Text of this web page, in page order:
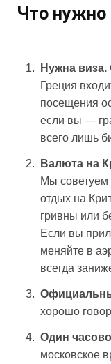
Что нужно
Нужна виза.
Греция
посещения
если вы —
всего лишь
Валюта на
Мы советуем
отдых на
гривны или
Если вы
меняйте в
всегда
хорошо
Один
московское